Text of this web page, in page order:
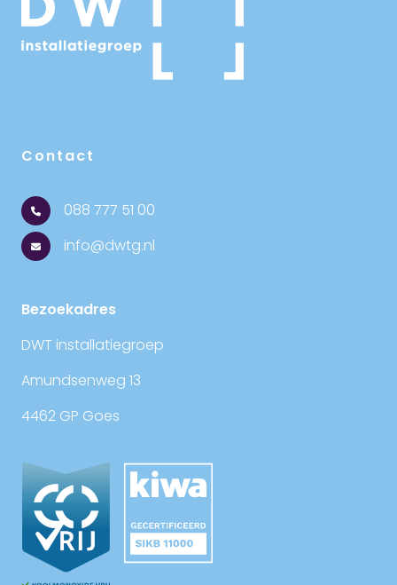
Contact
088 777 51 00
info@dwtg.nl
Bezoekadres
DWT installatiegroep
Amundsenweg 13
4462 GP Goes